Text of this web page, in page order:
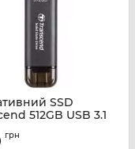
SSD
512GB USB 3.1
Чорний
грн